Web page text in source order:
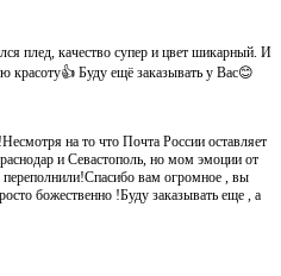
плед, качество супер и цвет шикарный. И
красоту👍 Буду ещё заказывать у Вас😊
на то что Почта России оставляет
и Севастополь, но мом эмоции от
вам огромное , вы
божественно !Буду заказывать еще , а